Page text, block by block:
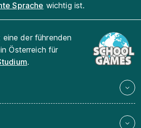
Sprache wichtig ist.
der führenden
Österreich für
.